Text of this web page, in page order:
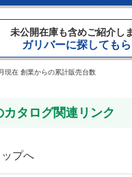
未公開在庫も含めご紹介し
ガリバーに探してもら
現在 創業からの累計販売台数
カタログ関連リンク
プへ